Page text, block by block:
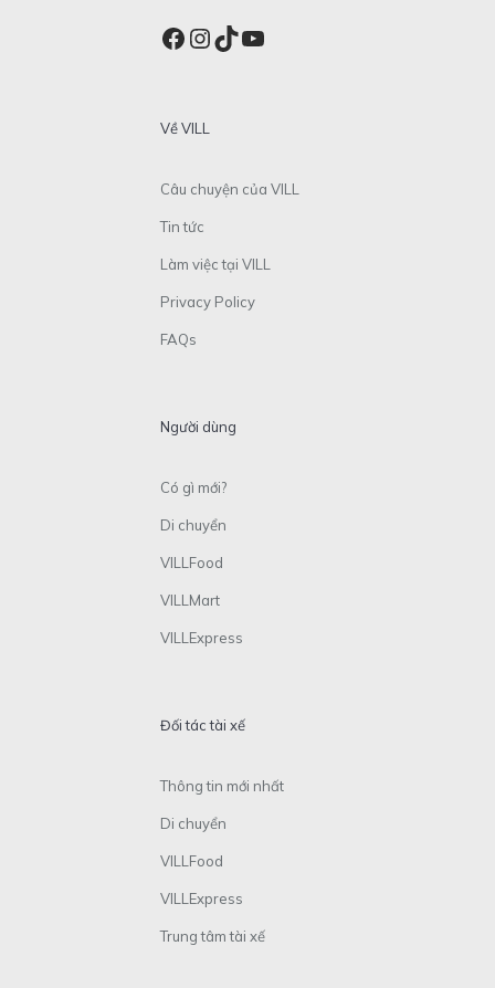
Facebook
Instagram
TikTok
YouTube
Về VILL
Câu chuyện của VILL
Tin tức
Làm việc tại VILL
Privacy Policy
FAQs
Người dùng
Có gì mới?
Di chuyển
VILLFood
VILLMart
VILLExpress
Đối tác tài xế
Thông tin mới nhất
Di chuyển
VILLFood
VILLExpress
Trung tâm tài xế